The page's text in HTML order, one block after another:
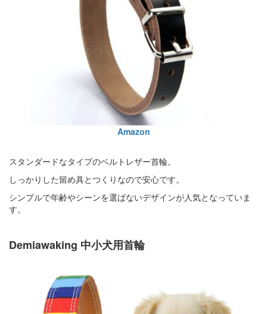
Amazon
スタンダードなタイプのベルトレザー首輪。
しっかりした留め具とつくりなので安心です。
シンプルで年齢やシーンを選ばないデザインが人気となっていま
す。
Demiawaking 中小犬用首輪